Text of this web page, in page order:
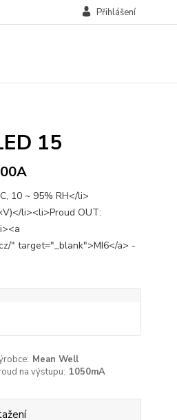
Přihlášení
15
10 ~ 95% RH</li>
li><li>Proud OUT:
" target="_blank">MI6</a> -
Mean Well
na výstupu: 1050mA